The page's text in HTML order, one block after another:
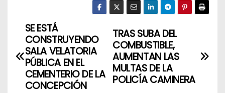
N
a
TRAS SUBA DEL
COMBUSTIBLE,
AUMENTAN LAS
MULTAS DE LA
POLICÍA CAMINERA
SE ESTÁ
CONSTRUYENDO
SALA VELATORIA
PÚBLICA EN EL
CEMENTERIO DE LA
CONCEPCIÓN